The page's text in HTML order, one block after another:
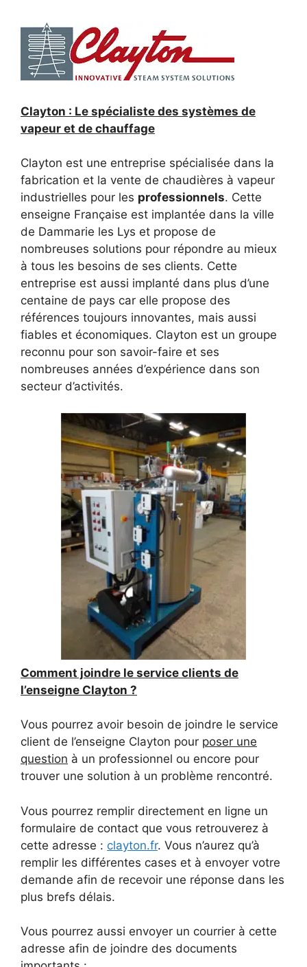
Clayton : Le spécialiste des systèmes de
vapeur et de chauffage
Clayton est une entreprise spécialisée dans la
fabrication et la vente de chaudières à vapeur
industrielles pour les professionnels. Cette
enseigne Française est implantée dans la ville
de Dammarie les Lys et propose de
nombreuses solutions pour répondre au mieux
à tous les besoins de ses clients. Cette
entreprise est aussi implanté dans plus d’une
centaine de pays car elle propose des
références toujours innovantes, mais aussi
fiables et économiques. Clayton est un groupe
reconnu pour son savoir-faire et ses
nombreuses années d’expérience dans son
secteur d’activités.
Comment joindre le service clients de
l’enseigne Clayton ?
Vous pourrez avoir besoin de joindre le service
client de l’enseigne Clayton pour poser une
question à un professionnel ou encore pour
trouver une solution à un problème rencontré.
Vous pourrez remplir directement en ligne un
formulaire de contact que vous retrouverez à
cette adresse : clayton.fr. Vous n’aurez qu’à
remplir les différentes cases et à envoyer votre
demande afin de recevoir une réponse dans les
plus brefs délais.
Vous pourrez aussi envoyer un courrier à cette
adresse afin de joindre des documents